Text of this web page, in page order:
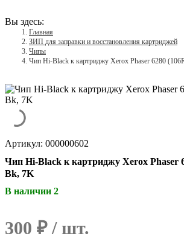
Вы здесь:
Главная
ЗИП для заправки и восстановления картриджей
Чипы
Чип Hi-Black к картриджу Xerox Phaser 6280
Артикул: 000000602
Чип Hi-Black к картриджу Xerox Phaser
Bk, 7K
В наличии 2
300 ₽